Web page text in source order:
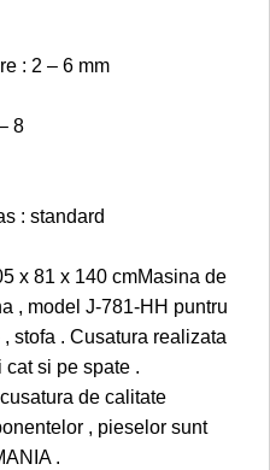
: 2 – 6 mm
8
: standard
x 81 x 140 cmMasina de
, model J-781-HH puntru
stofa . Cusatura realizata
si pe spate .
de calitate
, pieselor sunt
.